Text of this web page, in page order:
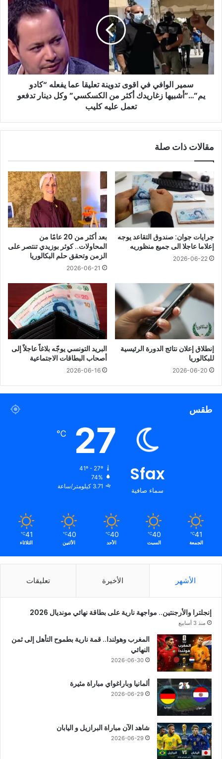
في
اقوى
تدوينة
تعليقا
عما
يفعله
“كادو
يم”…”أشبيها
زغاريدك
الكسكسي”
دينار
عليه
كليب
سمير الوافي في اقوى تدوينة تعليقا عما يفعله “كادو
يم”…”أشبيها زغاريدك أكثر من الكسكسي” وكل دينار تدفعو
تعمل عليه كليب
مقالات ذات صلة
جرايات جوان: صندوق التقاعد يوجه
إعلاما عاجلا الى جميع منظوريه
2026-06-22
بعد أكثر من 20 عامًا من
المحاولات.. كوثر بوزيدي تنتصر على
الزمن وتحقق حلم البكالوريا
2026-06-21
إنطلاق إعلان نتائج الدورة الرئيسية
للبكالوريا
2026-06-20
البريد التونسي يوجّه بلاغاً عاجلاً إلى
أصحاب البطاقات الاجتماعية
2026-06-16
طقس
Sfax
سماء صافية
27
℃
41º - 27º
74%
3.71 كيلومتر/ساعة
41
℃
الجمعة
40
℃
السبت
40
℃
الأحد
40
℃
الأثنين
41
℃
الثلاثاء
الأشهر الأخيرة تعليقات
إنجلترا والأرجنتين.. مواجهة نارية على بطاقة نهائي مونديال 2026
منذ 3 أسابيع
المغرب وهولندا.. قمة نارية بطموح التأهل إلى ثمن
النهائي
2026-06-30
ألمانيا وباراغواي مباراة مثيرة
2026-06-29
شاهد الآن مباراة البرازيل و اليابان
2026-06-29